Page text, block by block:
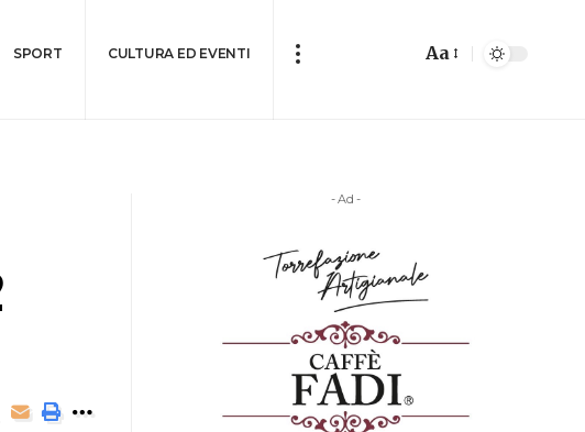
SPORT CULTURA ED EVENTI Aa
- Ad -